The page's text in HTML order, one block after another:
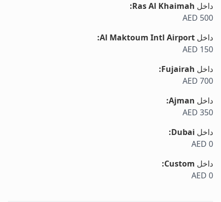
داخل Ras Al Khaimah
:
AED 500
داخل Al Maktoum Intl Airport
:
AED 150
داخل Fujairah
:
AED 700
داخل Ajman
:
AED 350
داخل Dubai
:
AED 0
داخل Custom
:
AED 0